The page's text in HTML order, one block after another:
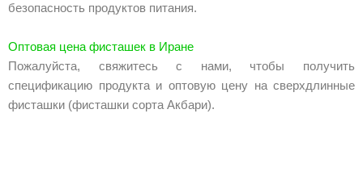
безопасность продуктов питания.
Оптовая цена фисташек в Иране
Пожалуйста, свяжитесь с нами, чтобы получить
спецификацию продукта и оптовую цену на сверхдлинные
фисташки (фисташки сорта Акбари).